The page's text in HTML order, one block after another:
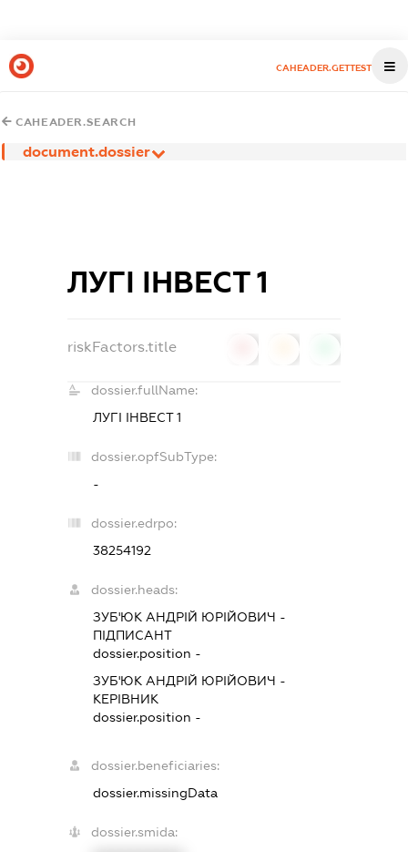
CAHEADER.GETTEST
CAHEADER.SEARCH
document.dossier
ЛУГІ ІНВЕСТ 1
riskFactors.title
dossier.fullName:
ЛУГІ ІНВЕСТ 1
dossier.opfSubType:
-
dossier.edrpo:
38254192
dossier.heads:
ЗУБ'ЮК АНДРІЙ ЮРІЙОВИЧ -
ПІДПИСАНТ
dossier.position -
ЗУБ'ЮК АНДРІЙ ЮРІЙОВИЧ -
КЕРІВНИК
dossier.position -
dossier.beneficiaries:
dossier.missingData
dossier.smida: